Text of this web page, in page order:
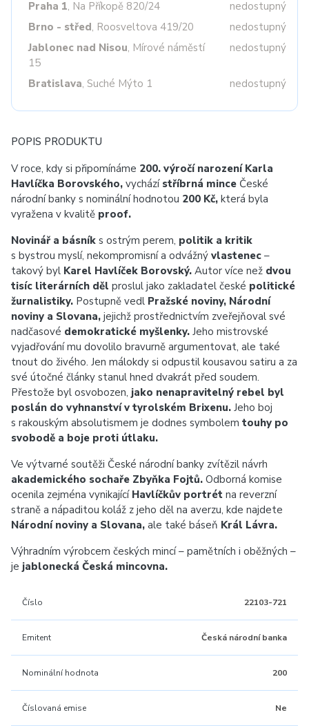
Praha 1, Na Příkopě 820/24
nedostupný
Brno - střed, Roosveltova 419/20
nedostupný
Jablonec nad Nisou, Mírové náměstí
15
nedostupný
Bratislava, Suché Mýto 1 nedostupný
POPIS PRODUKTU
V roce, kdy si připomínáme 200. výročí narození Karla
Havlíčka Borovského, vychází stříbrná mince České
národní banky s nominální hodnotou 200 Kč, která byla
vyražena v kvalitě proof.
Novinář a básník s ostrým perem, politik a kritik
s bystrou myslí, nekompromisní a odvážný vlastenec –
takový byl Karel Havlíček Borovský. Autor více než dvou
tisíc literárních děl proslul jako zakladatel české politické
žurnalistiky. Postupně vedl Pražské noviny, Národní
noviny a Slovana, jejichž prostřednictvím zveřejňoval své
nadčasové demokratické myšlenky. Jeho mistrovské
vyjadřování mu dovolilo bravurně argumentovat, ale také
tnout do živého. Jen málokdy si odpustil kousavou satiru a za
své útočné články stanul hned dvakrát před soudem.
Přestože byl osvobozen, jako nenapravitelný rebel byl
poslán do vyhnanství v tyrolském Brixenu. Jeho boj
s rakouským absolutismem je dodnes symbolem touhy po
svobodě a boje proti útlaku.
Ve výtvarné soutěži České národní banky zvítězil návrh
akademického sochaře Zbyňka Fojtů. Odborná komise
ocenila zejména vynikající Havlíčkův portrét na reverzní
straně a nápaditou koláž z jeho děl na averzu, kde najdete
Národní noviny a Slovana, ale také báseň Král Lávra.
Výhradním výrobcem českých mincí – pamětních i oběžných –
je jablonecká Česká mincovna.
Číslo 22103-721
Emitent Česká národní banka
Nominální hodnota 200
Číslovaná emise Ne